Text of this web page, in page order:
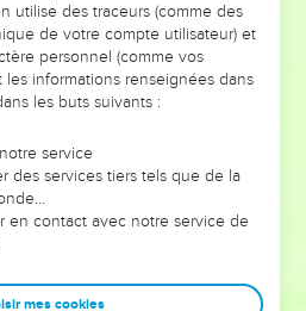
!
POUVAIENT VOUS ÉVITER LES
VOTRES ?
voit moins les doutes, les erreurs
ont traversés, alors même que ce
les ont façonnés.
entrepreneurs, et responsables
de sagesse afin que leurs erreurs
utilise des traceurs (comme des
de votre compte utilisateur) et
personnel (comme vos
informations renseignées dans
les buts suivants :
service
des services tiers tels que de la
en contact avec notre service de
mes cookies